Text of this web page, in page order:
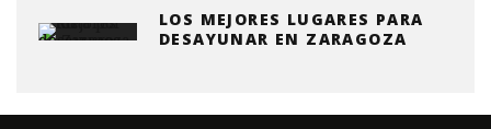
LOS MEJORES LUGARES PARA
DESAYUNAR EN ZARAGOZA